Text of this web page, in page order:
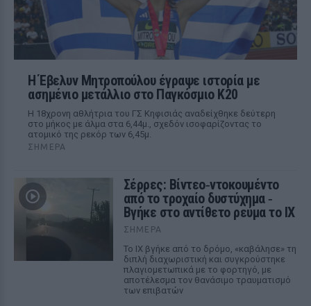
Η Έβελυν Μητροπούλου έγραψε ιστορία με
ασημένιο μετάλλιο στο Παγκόσμιο Κ20
Η 18χρονη αθλήτρια του ΓΣ Κηφισιάς αναδείχθηκε δεύτερη
στο μήκος με άλμα στα 6,44μ., σχεδόν ισοφαρίζοντας το
ατομικό της ρεκόρ των 6,45μ.
ΣΉΜΕΡΑ
Σέρρες: Βίντεο‑ντοκουμέντο
από το τροχαίο δυστύχημα ‑
Βγήκε στο αντίθετο ρεύμα το ΙΧ
ΣΉΜΕΡΑ
Το ΙΧ βγήκε από το δρόμο, «καβάλησε» τη
διπλή διαχωριστική και συγκρούστηκε
πλαγιομετωπικά με το φορτηγό, με
αποτέλεσμα τον θανάσιμο τραυματισμό
των επιβατών